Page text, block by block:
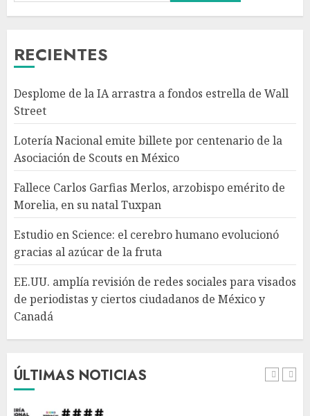
RECIENTES
Desplome de la IA arrastra a fondos estrella de Wall
Street
Lotería Nacional emite billete por centenario de la
Asociación de Scouts en México
Fallece Carlos Garfias Merlos, arzobispo emérito de
Morelia, en su natal Tuxpan
Estudio en Science: el cerebro humano evolucionó
gracias al azúcar de la fruta
EE.UU. amplía revisión de redes sociales para visados
de periodistas y ciertos ciudadanos de México y
Canadá
ÚLTIMAS NOTICIAS
3
arzobispo emérito de Morelia,
4
humano evolucionó gracias al
azúcar de la fruta
AGOSTO 7, 2026
EE.UU. amplía revisión de
periodistas y ciertos
ciudadanos de México y
Canadá
AGOSTO 7, 2026
1
fondos estrella de Wall Street